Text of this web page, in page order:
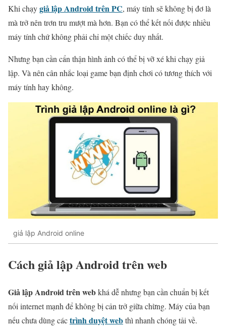
Khi chạygiả lập Android trên PC, máy tính sẽ không bị đơ là
mà trở nên trơn tru mượt mà hơn. Bạn có thể kết nối được nhiều
máy tính chứ không phải chỉ một chiếc duy nhất.
Nhưng bạn cần cẩn thận hình ảnh có thể bị vỡ xé khi chạy giả
lập. Và nên cân nhắc loại game bạn định chơi có tương thích với
máy tính hay không.
giả lập Android online
Cách giả lập Android trên web
Giả lập Android trên webkhá dễ nhưng bạn cần chuẩn bị kết
nối internet mạnh để không bị cản trở giữa chừng. Máy của bạn
nếu chưa dùng cáctrình duyệt webthì nhanh chóng tải về.